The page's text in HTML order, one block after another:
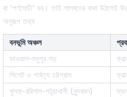
বা 'পর্ণমোচী' বন। তাই শালবনের কথা
অনুরূপ তথ্য
বনভূমি অঞ্চল
ভাওয়াল-মধুপুর গড়
সিলেট ও পার্বত্য চট্টগ্রাম
খুলনা-বরিশাল-পটুয়াখালী (সুন্দরবন)